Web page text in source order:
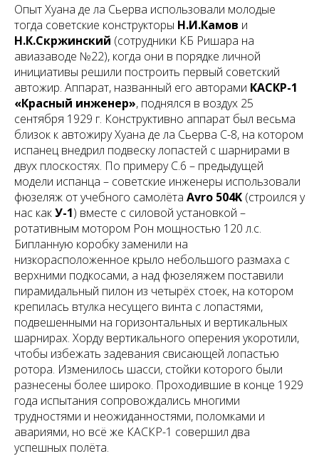
Опыт Хуана де ла Сьерва использовали молодые
тогда советские конструкторы Н.И.Камов и
Н.К.Скржинский (сотрудники КБ Ришара на
авиазаводе №22), когда они в порядке личной
инициативы решили построить первый советский
автожир. Аппарат, названный его авторами КАСКР-1
«Красный инженер», поднялся в воздух 25
сентября 1929 г. Конструктивно аппарат был весьма
близок к автожиру Хуана де ла Сьерва C-8, на котором
испанец внедрил подвеску лопастей с шарнирами в
двух плоскостях. По примеру С.6 – предыдущей
модели испанца – советские инженеры использовали
фюзеляж от учебного самолёта Avro 504K (строился у
нас какУ-1) вместе с силовой установкой –
ротативным мотором Рон мощностью 120 л.с.
Бипланную коробку заменили на
низкорасположенное крыло небольшого размаха с
верхними подкосами, а над фюзеляжем поставили
пирамидальный пилон из четырёх стоек, на котором
крепилась втулка несущего винта с лопастями,
подвешенными на горизонтальных и вертикальных
шарнирах. Хорду вертикального оперения укоротили,
чтобы избежать задевания свисающей лопастью
ротора. Изменилось шасси, стойки которого были
разнесены более широко. Проходившие в конце 1929
года испытания сопровождались многими
трудностями и неожиданностями, поломками и
авариями, но всё же КАСКР-1 совершил два
успешных полёта.